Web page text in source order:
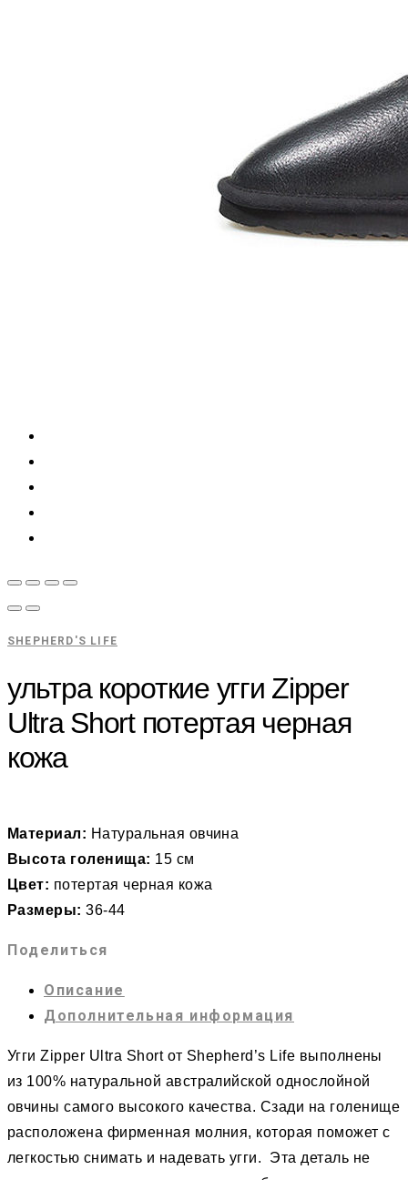
SHEPHERD'S LIFE
ультра короткие угги Zipper
Ultra Short потертая черная
кожа
Материал: Натуральная овчина
Высота голенища: 15 см
Цвет: потертая черная кожа
Размеры:36-44
Поделиться
Описание
Дополнительная информация
Угги Zipper Ultra Short от Shepherd’s Life выполнены
из 100% натуральной австралийской однослойной
овчины самого высокого качества. Сзади на голенище
расположена фирменная молния, которая поможет с
легкостью снимать и надевать угги. Эта деталь не